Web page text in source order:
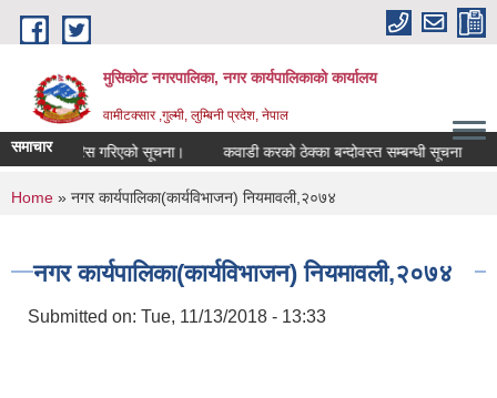
Skip to main content
मुसिकोट नगरपालिका, नगर कार्यपालिकाकाे कार्यालय
वामीटक्सार ,गुल्मी, लुम्बिनी प्रदेश, नेपाल
समाचार गरिएको सूचना। कवाडी करको ठेक्का बन्दोवस्त सम्बन्धी सूचना
You are here
Home » नगर कार्यपालिका(कार्यविभाजन) नियमावली,२०७४
नगर कार्यपालिका(कार्यविभाजन) नियमावली,२०७४
Submitted on: Tue, 11/13/2018 - 13:33